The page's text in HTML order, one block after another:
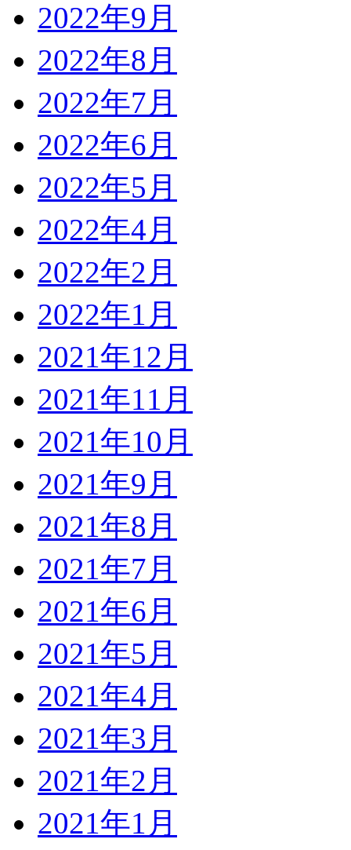
2022年9月
2022年8月
2022年7月
2022年6月
2022年5月
2022年4月
2022年2月
2022年1月
2021年12月
2021年11月
2021年10月
2021年9月
2021年8月
2021年7月
2021年6月
2021年5月
2021年4月
2021年3月
2021年2月
2021年1月